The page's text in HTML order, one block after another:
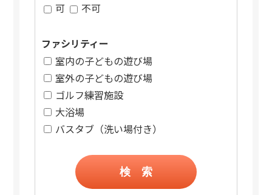
可
不可
ファシリティー
室内の子どもの遊び場
室外の子どもの遊び場
ゴルフ練習施設
大浴場
バスタブ（洗い場付き）
検 索